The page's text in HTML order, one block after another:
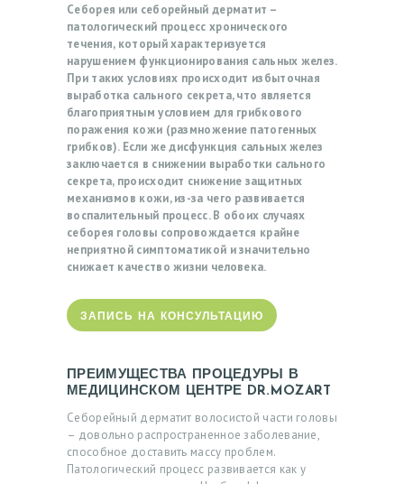
Себорея или себорейный дерматит –
патологический процесс хронического
течения, который характеризуется
нарушением функционирования сальных желез.
При таких условиях происходит избыточная
выработка сального секрета, что является
благоприятным условием для грибкового
поражения кожи (размножение патогенных
грибков). Если же дисфункция сальных желез
заключается в снижении выработки сального
секрета, происходит снижение защитных
механизмов кожи, из-за чего развивается
воспалительный процесс. В обоих случаях
себорея головы сопровождается крайне
неприятной симптоматикой и значительно
снижает качество жизни человека.
ЗАПИСЬ НА КОНСУЛЬТАЦИЮ
ПРЕИМУЩЕСТВА ПРОЦЕДУРЫ В
МЕДИЦИНСКОМ ЦЕНТРЕ DR.MOZART
Себорейный дерматит волосистой части головы
– довольно распространенное заболевание,
способное доставить массу проблем.
Патологический процесс развивается как у